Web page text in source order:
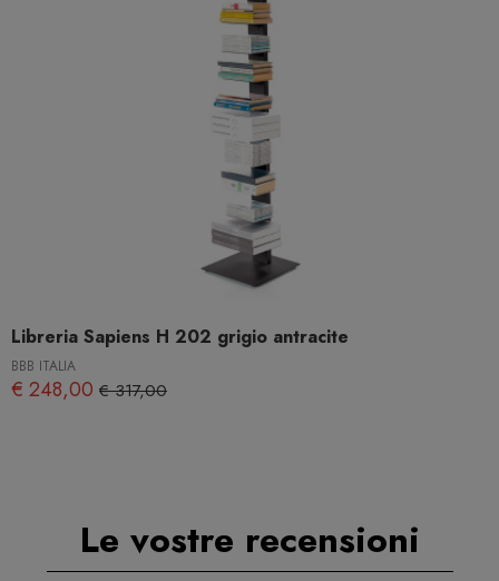
Libreria Sapiens H 202 grigio antracite
BBB ITALIA
€ 248,00 € 317,00
Le vostre recensioni